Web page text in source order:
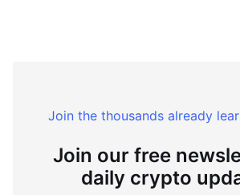
Join the thousands already
Join our free
daily crypto